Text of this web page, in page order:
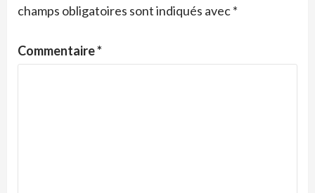
champs obligatoires sont indiqués avec*
Commentaire*